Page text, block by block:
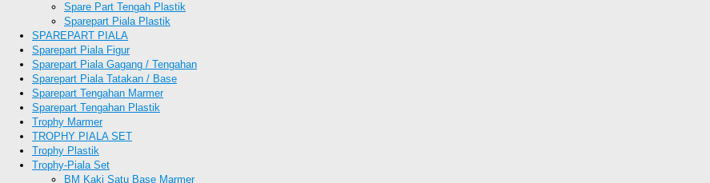
Spare Part Tengah Plastik
Sparepart Piala Plastik
SPAREPART PIALA
Sparepart Piala Figur
Sparepart Piala Gagang / Tengahan
Sparepart Piala Tatakan / Base
Sparepart Tengahan Marmer
Sparepart Tengahan Plastik
Trophy Marmer
TROPHY PIALA SET
Trophy Plastik
Trophy-Piala Set
BM Kaki Satu Base Marmer